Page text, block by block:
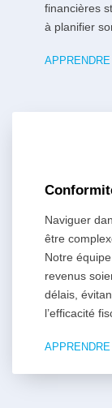
financières
à planifier
Naviguer
être
Notre
revenus
délais,
l’efficacité